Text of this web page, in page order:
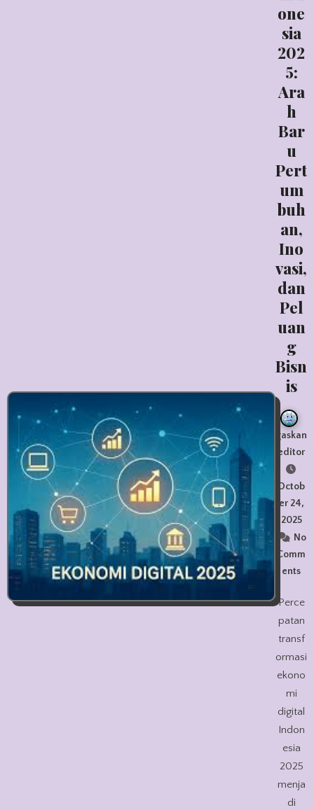
one
sia
202
5:
Ara
h
Bar
u
Pert
um
buh
an,
Ino
vasi,
dan
Pel
uan
g
Bisn
is
gaskan
editor
Octob
er 24,
2025
No
Comm
ents
Perce
patan
transf
ormasi
ekono
mi
digital
Indon
esia
2025
menja
di